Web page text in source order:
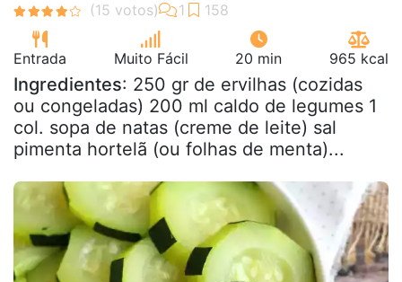
Entrada Muito Fácil 20 min 965 kcal
Ingredientes: 250 gr de ervilhas (cozidas
ou congeladas) 200 ml caldo de legumes 1
col. sopa de natas (creme de leite) sal
pimenta hortelã (ou folhas de menta)...